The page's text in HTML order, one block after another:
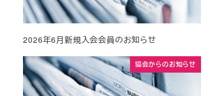
2026年6月新規入会会員のお知らせ
協会からのお知らせ